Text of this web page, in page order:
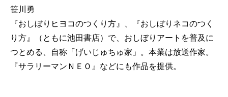
笹川勇
『おしぼりヒヨコのつくり方』、『おしぼりネコのつく
り方』（ともに池田書店）で、おしぼりアートを普及に
つとめる、自称「げいじゅちゅ家」。本業は放送作家。
『サラリーマンＮＥＯ』などにも作品を提供。